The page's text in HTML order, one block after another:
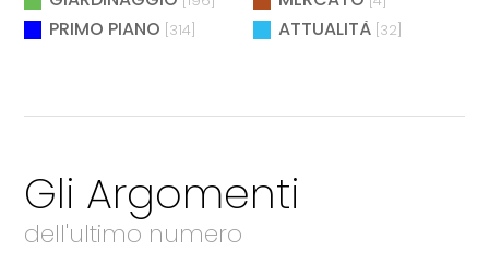
PRIMO PIANO [314] ATTUALITÀ [32]
Gli Argomenti
dell'ultimo numero